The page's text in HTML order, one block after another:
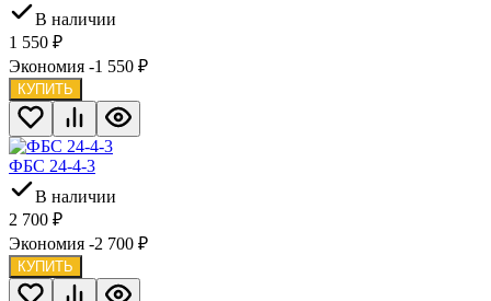
В наличии
1 550 ₽
Экономия -1 550 ₽
КУПИТЬ
ФБС 24-4-3
В наличии
2 700 ₽
Экономия -2 700 ₽
КУПИТЬ